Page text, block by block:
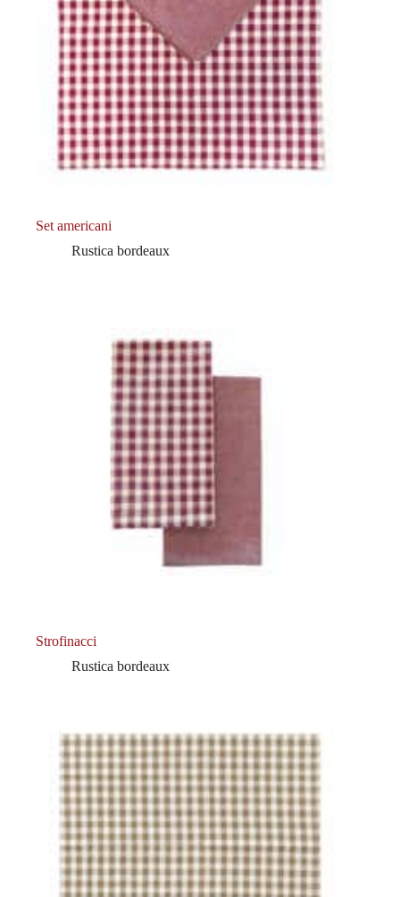
Set americani
Rustica bordeaux
Strofinacci
Rustica bordeaux